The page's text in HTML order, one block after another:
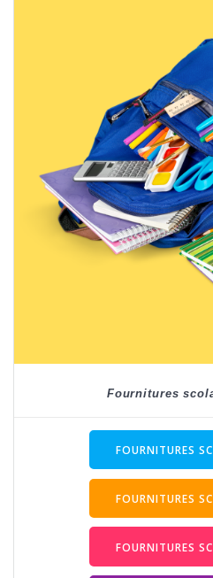
Fournitures
FOURNITURES
FOURNITURES
FOURNITURES